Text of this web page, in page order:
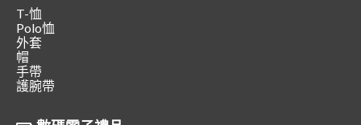
T-恤
Polo恤
外套
帽
手帶
護腕帶